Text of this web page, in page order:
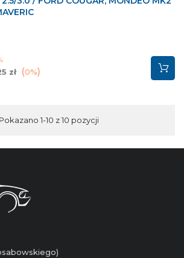
zł 0%
Pokazano 1-10 z 10 pozycji